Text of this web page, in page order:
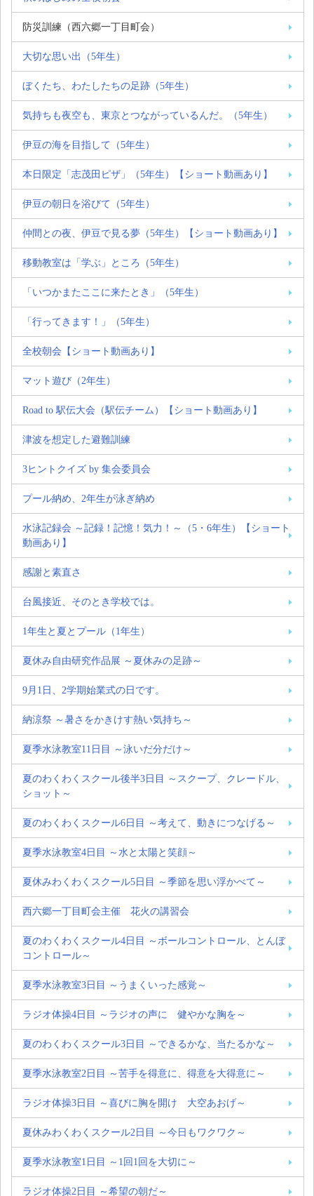
防災訓練（西六郷一丁目町会）
大切な思い出（5年生）
ぼくたち、わたしたちの足跡（5年生）
気持ちも夜空も、東京とつながっているんだ。（5年生）
伊豆の海を目指して（5年生）
本日限定「志茂田ピザ」（5年生）【ショート動画あり】
伊豆の朝日を浴びて（5年生）
仲間との夜、伊豆で見る夢（5年生）【ショート動画あり】
移動教室は「学ぶ」ところ（5年生）
「いつかまたここに来たとき」（5年生）
「行ってきます！」（5年生）
全校朝会【ショート動画あり】
マット遊び（2年生）
Road to 駅伝大会（駅伝チーム）【ショート動画あり】
津波を想定した避難訓練
3ヒントクイズ by 集会委員会
プール納め、2年生が泳ぎ納め
水泳記録会 ～記録！記憶！気力！～（5・6年生）【ショート
動画あり】
感謝と素直さ
台風接近、そのとき学校では。
1年生と夏とプール（1年生）
夏休み自由研究作品展 ～夏休みの足跡～
9月1日、2学期始業式の日です。
納涼祭 ～暑さをかきけす熱い気持ち～
夏季水泳教室11日目 ～泳いだ分だけ～
夏のわくわくスクール後半3日目 ～スクープ、クレードル、
ショット～
夏のわくわくスクール6日目 ～考えて、動きにつなげる～
夏季水泳教室4日目 ～水と太陽と笑顔～
夏休みわくわくスクール5日目 ～季節を思い浮かべて～
西六郷一丁目町会主催 花火の講習会
夏のわくわくスクール4日目 ～ボールコントロール、とんぼ
コントロール～
夏季水泳教室3日目 ～うまくいった感覚～
ラジオ体操4日目 ～ラジオの声に 健やかな胸を～
夏のわくわくスクール3日目 ～できるかな、当たるかな～
夏季水泳教室2日目 ～苦手を得意に、得意を大得意に～
ラジオ体操3日目 ～喜びに胸を開け 大空あおげ～
夏休みわくわくスクール2日目 ～今日もワクワク～
夏季水泳教室1日目 ～1回1回を大切に～
ラジオ体操2日目 ～希望の朝だ～